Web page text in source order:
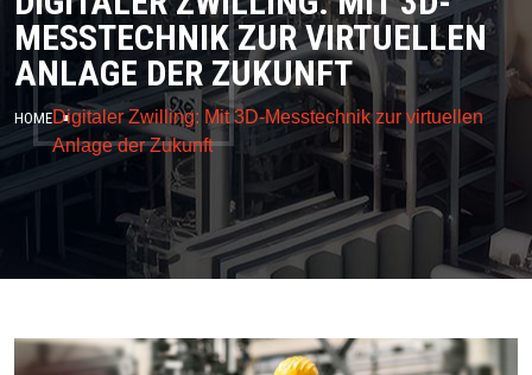
MESSTECHNIK ZUR VIRTUELLEN
ANLAGE DER ZUKUNFT
HOMEDigitaler Zwilling: Mit 3D-Messtechnik zur virtuellen
Anlage der Zukunft